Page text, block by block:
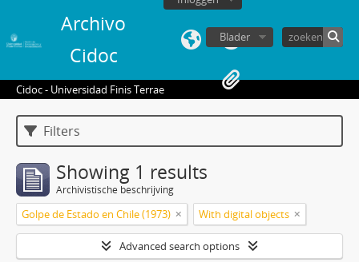
Archivo
Cidoc
Blader
Cidoc - Universidad Finis Terrae
Filters
Showing 1 results
Archivistische beschrijving
Golpe de Estado en Chile (1973) With digital objects
Advanced search options